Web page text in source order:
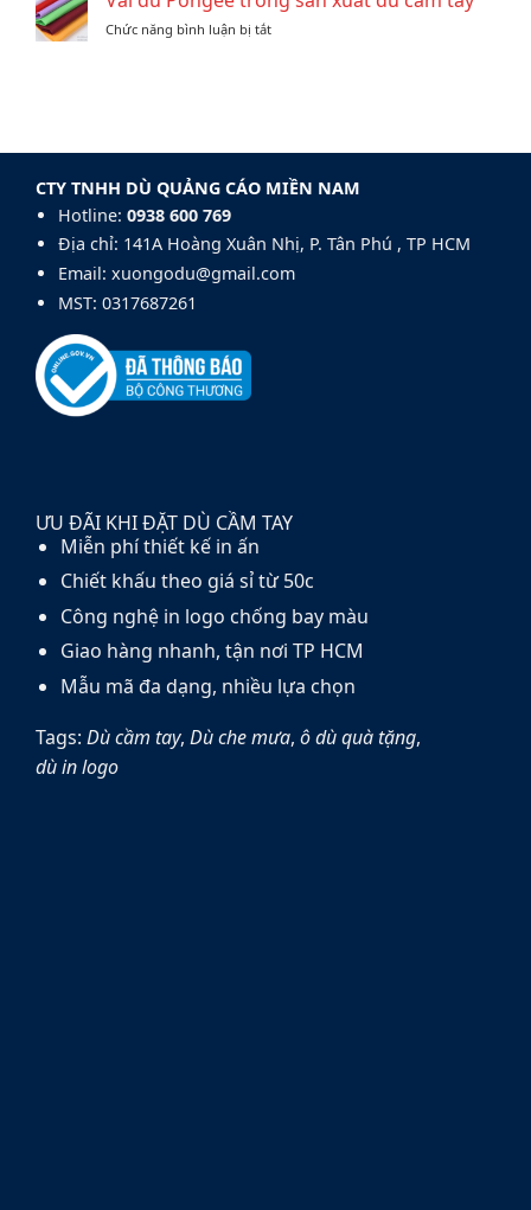
nghiệp
đẹp
Golf
140cm
và
ưu
thủy
tinh
fiberglass
carbon
fiber
Chức năng bình luận bị tắtở
cầm
CTY TNHH DÙ QUẢNG CÁO MIỀN NAM
Hotline: 0938 600 769‬
Địa chỉ: 141A Hoàng Xuân Nhị, P. Tân Phú , TP HCM
Email: xuongodu@gmail.com
MST: 0317687261
ƯU ĐÃI KHI ĐẶT DÙ CẦM TAY
Miễn phí thiết kế in ấn
Chiết khấu theo giá sỉ từ 50c
Công nghệ in logo chống bay màu
Giao hàng nhanh, tận nơi TP HCM
Mẫu mã đa dạng, nhiều lựa chọn
Tags: Dù cầm tay, Dù che mưa, ô dù quà tặng,
dù in logo